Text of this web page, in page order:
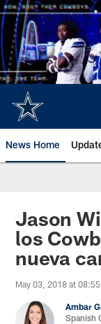
Skip
to
main
content
News Home
Jason
los
nueva
May 03, 2018 at 08:55
Ambar
Spanish